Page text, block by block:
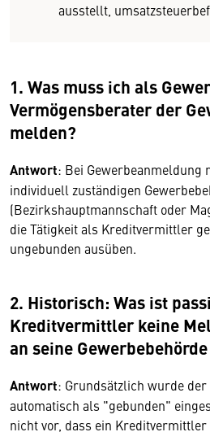
ausstellt,
1. Was muss ich als
Vermögensberater der
melden?
Antwort: Bei Gewerbeanmeldung
individuell zuständigen
(Bezirkshauptmannschaft oder
die Tätigkeit als Kreditvermittler
ungebunden ausüben.
2. Historisch: Was ist
Kreditvermittler keine
an seine
Antwort: Grundsätzlich wurde
automatisch als "gebunden"
nicht vor, dass ein Kreditvermittler